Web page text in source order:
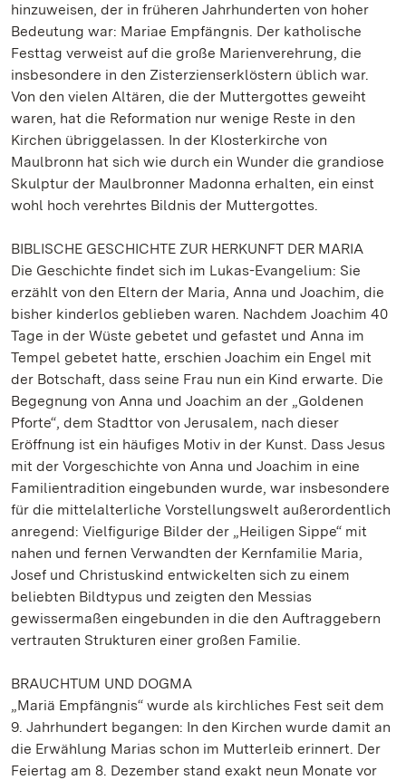
hinzuweisen, der in früheren Jahrhunderten von hoher
Bedeutung war: Mariae Empfängnis. Der katholische
Festtag verweist auf die große Marienverehrung, die
insbesondere in den Zisterzienserklöstern üblich war.
Von den vielen Altären, die der Muttergottes geweiht
waren, hat die Reformation nur wenige Reste in den
Kirchen übriggelassen. In der Klosterkirche von
Maulbronn hat sich wie durch ein Wunder die grandiose
Skulptur der Maulbronner Madonna erhalten, ein einst
wohl hoch verehrtes Bildnis der Muttergottes.
BIBLISCHE GESCHICHTE ZUR HERKUNFT DER MARIA
Die Geschichte findet sich im Lukas-Evangelium: Sie
erzählt von den Eltern der Maria, Anna und Joachim, die
bisher kinderlos geblieben waren. Nachdem Joachim 40
Tage in der Wüste gebetet und gefastet und Anna im
Tempel gebetet hatte, erschien Joachim ein Engel mit
der Botschaft, dass seine Frau nun ein Kind erwarte. Die
Begegnung von Anna und Joachim an der „Goldenen
Pforte“, dem Stadttor von Jerusalem, nach dieser
Eröffnung ist ein häufiges Motiv in der Kunst. Dass Jesus
mit der Vorgeschichte von Anna und Joachim in eine
Familientradition eingebunden wurde, war insbesondere
für die mittelalterliche Vorstellungswelt außerordentlich
anregend: Vielfigurige Bilder der „Heiligen Sippe“ mit
nahen und fernen Verwandten der Kernfamilie Maria,
Josef und Christuskind entwickelten sich zu einem
beliebten Bildtypus und zeigten den Messias
gewissermaßen eingebunden in die den Auftraggebern
vertrauten Strukturen einer großen Familie.
BRAUCHTUM UND DOGMA
„Mariä Empfängnis“ wurde als kirchliches Fest seit dem
9. Jahrhundert begangen: In den Kirchen wurde damit an
die Erwählung Marias schon im Mutterleib erinnert. Der
Feiertag am 8. Dezember stand exakt neun Monate vor